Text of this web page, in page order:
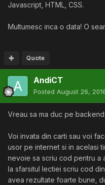
Javascript, HTML, CSS.
Multumesc inca o data! O
Quote
AndiCT
Posted August 26,
Vreau sa ma duc pe
Voi invata din carti sau voi
usor pe internet si in acelasi
nevoie sa scriu cod pentru a
la sfarsitul lectiei scriu cod
avea rezultate foarte bune,